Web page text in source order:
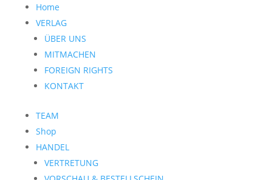
Home
VERLAG
ÜBER UNS
MITMACHEN
FOREIGN RIGHTS
KONTAKT
TEAM
Shop
HANDEL
VERTRETUNG